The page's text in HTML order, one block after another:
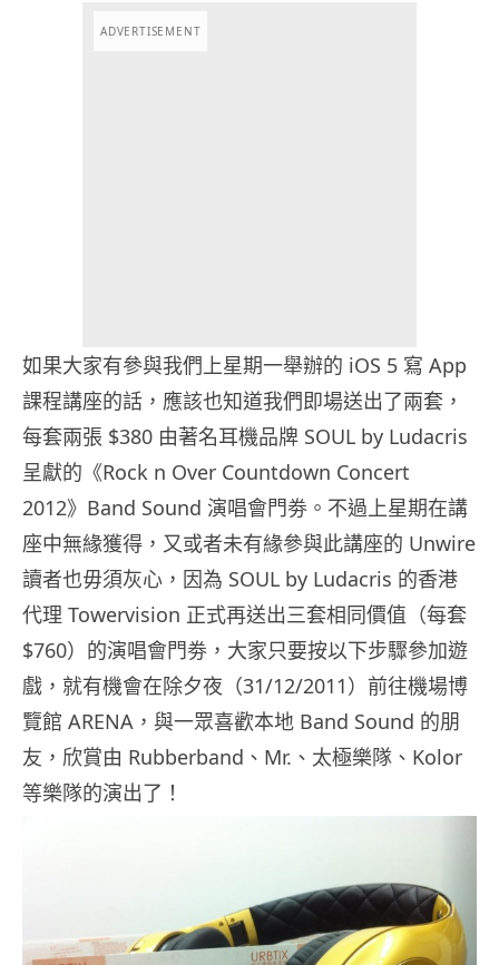
ADVERTISEMENT
如果大家有參與我們上星期一舉辦的 iOS 5 寫 App
課程講座的話，應該也知道我們即場送出了兩套，
每套兩張 $380 由著名耳機品牌 SOUL by Ludacris
呈獻的《Rock n Over Countdown Concert
2012》Band Sound 演唱會門劵。不過上星期在講
座中無緣獲得，又或者未有緣參與此講座的 Unwire
讀者也毋須灰心，因為 SOUL by Ludacris 的香港
代理 Towervision 正式再送出三套相同價值（每套
$760）的演唱會門劵，大家只要按以下步驟參加遊
戲，就有機會在除夕夜（31/12/2011）前往機場博
覽館 ARENA，與一眾喜歡本地 Band Sound 的朋
友，欣賞由 Rubberband、Mr.、太極樂隊、Kolor
等樂隊的演出了！